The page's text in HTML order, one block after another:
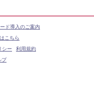
ド導入のご案内
こちら
シー
利用規約
プ